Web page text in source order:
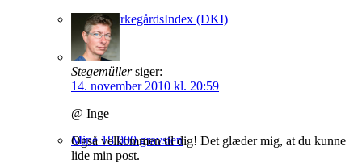
Dansk KirkegårdsIndex (DKI)
Mine 18.000 gravsten
Stegemüller siger:
14. november 2010 kl. 20:59
@ Inge
Også velkommen til dig! Det glæder mig, at du kunne
lide min post.